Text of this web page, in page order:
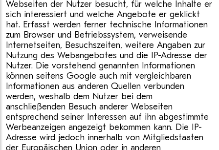
Webseiten der Nutzer besucht, für welche Inhalte er
sich interessiert und welche Angebote er geklickt
hat. Erfasst werden ferner technische Informationen
zum Browser und Betriebssystem, verweisende
Internetseiten, Besuchszeiten, weitere Angaben zur
Nutzung des Webangebotes und die IP-Adresse der
Nutzer. Die vorstehend genannten Informationen
können seitens Google auch mit vergleichbaren
Informationen aus anderen Quellen verbunden
werden, weshalb dem Nutzer bei dem
anschließenden Besuch anderer Webseiten
entsprechend seiner Interessen auf ihn abgestimmte
Werbeanzeigen angezeigt bekommen kann. Die IP-
Adresse wird jedoch innerhalb von Mitgliedstaaten
der Europäischen Union oder in anderen